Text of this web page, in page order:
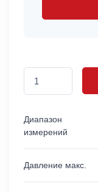
Диапазон
измерений
Давление макс.